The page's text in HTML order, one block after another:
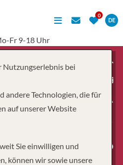
DE
Fr 9-18 Uhr
Nutzungserlebnis bei
andere Technologien, die für
auf unserer Website
Sie einwilligen und
können wir sowie unsere